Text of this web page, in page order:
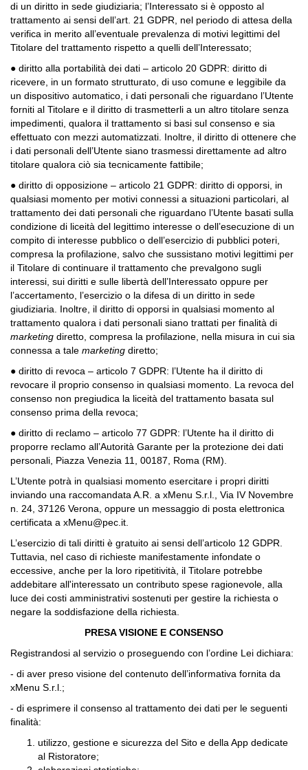
di un diritto in sede giudiziaria; l’Interessato si è opposto al
trattamento ai sensi dell’art. 21 GDPR, nel periodo di attesa della
verifica in merito all’eventuale prevalenza di motivi legittimi del
Titolare del trattamento rispetto a quelli dell’Interessato;
● diritto alla portabilità dei dati – articolo 20 GDPR: diritto di
ricevere, in un formato strutturato, di uso comune e leggibile da
un dispositivo automatico, i dati personali che riguardano l’Utente
forniti al Titolare e il diritto di trasmetterli a un altro titolare senza
impedimenti, qualora il trattamento si basi sul consenso e sia
effettuato con mezzi automatizzati. Inoltre, il diritto di ottenere che
i dati personali dell’Utente siano trasmessi direttamente ad altro
titolare qualora ciò sia tecnicamente fattibile;
● diritto di opposizione – articolo 21 GDPR: diritto di opporsi, in
qualsiasi momento per motivi connessi a situazioni particolari, al
trattamento dei dati personali che riguardano l’Utente basati sulla
condizione di liceità del legittimo interesse o dell’esecuzione di un
compito di interesse pubblico o dell’esercizio di pubblici poteri,
compresa la profilazione, salvo che sussistano motivi legittimi per
il Titolare di continuare il trattamento che prevalgono sugli
interessi, sui diritti e sulle libertà dell’Interessato oppure per
l’accertamento, l’esercizio o la difesa di un diritto in sede
giudiziaria. Inoltre, il diritto di opporsi in qualsiasi momento al
trattamento qualora i dati personali siano trattati per finalità di
marketing diretto, compresa la profilazione, nella misura in cui sia
connessa a tale marketing diretto;
● diritto di revoca – articolo 7 GDPR: l’Utente ha il diritto di
revocare il proprio consenso in qualsiasi momento. La revoca del
consenso non pregiudica la liceità del trattamento basata sul
consenso prima della revoca;
● diritto di reclamo – articolo 77 GDPR: l’Utente ha il diritto di
proporre reclamo all’Autorità Garante per la protezione dei dati
personali, Piazza Venezia 11, 00187, Roma (RM).
L’Utente potrà in qualsiasi momento esercitare i propri diritti
inviando una raccomandata A.R. a xMenu S.r.l., Via IV Novembre
n. 24, 37126 Verona, oppure un messaggio di posta elettronica
certificata a xMenu@pec.it.
L’esercizio di tali diritti è gratuito ai sensi dell’articolo 12 GDPR.
Tuttavia, nel caso di richieste manifestamente infondate o
eccessive, anche per la loro ripetitività, il Titolare potrebbe
addebitare all'interessato un contributo spese ragionevole, alla
luce dei costi amministrativi sostenuti per gestire la richiesta o
negare la soddisfazione della richiesta.
PRESA VISIONE E CONSENSO
Registrandosi al servizio o proseguendo con l’ordine Lei dichiara:
- di aver preso visione del contenuto dell’informativa fornita da
xMenu S.r.l.;
- di esprimere il consenso al trattamento dei dati per le seguenti
finalità:
utilizzo, gestione e sicurezza del Sito e della App dedicate
al Ristoratore;